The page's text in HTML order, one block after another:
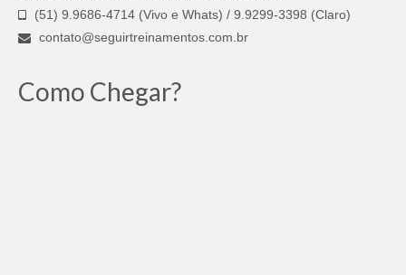
(51) 9.9686-4714 (Vivo e Whats) / 9.9299-3398 (Claro)
contato@seguirtreinamentos.com.br
Como Chegar?